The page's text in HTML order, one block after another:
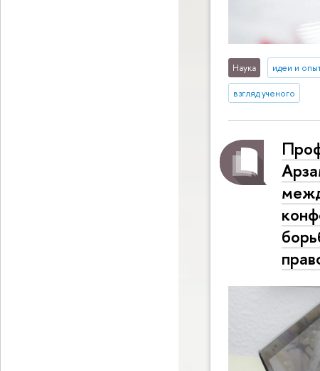
Наука идеи и
взгляд ученого